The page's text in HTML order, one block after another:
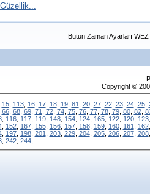
Bütün Zaman Ayarları
Copyright ©
15, 113, 16, 17, 18, 19, 81 20, 27, 22, 23, 24, 25,
66, 68, 69, 71 72, 74, 75, 76, 77, 78, 79, 80, 82,
, 116, 117, 119, 148, 154, 124, 165, 122, 120, 123
, 152, 167, 155, 156, 157, 158, 159, 160, 161 162
, 197, 198, 201 203, 229, 204, 205, 206, 207, 208
, 242, 244,